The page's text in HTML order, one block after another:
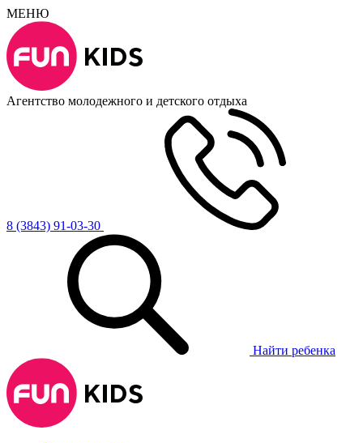
МЕНЮ
Агентство молодежного и детского отдыха
8 (3843) 91-03-30
Найти ребенка